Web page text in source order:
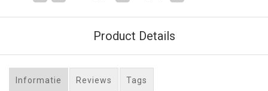
Product Details
Informatie Reviews Tags